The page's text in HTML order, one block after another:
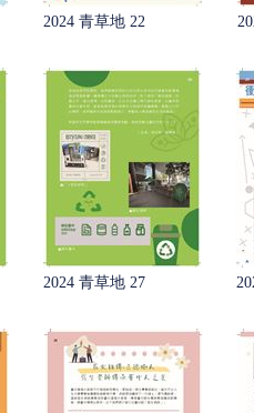
2024 青草地 22
2024 青草地 27